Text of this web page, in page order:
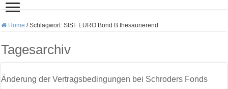
Home / Schlagwort:SISF EURO Bond B thesaurierend
Tagesarchiv
Änderung der Vertragsbedingungen bei Schroders Fonds